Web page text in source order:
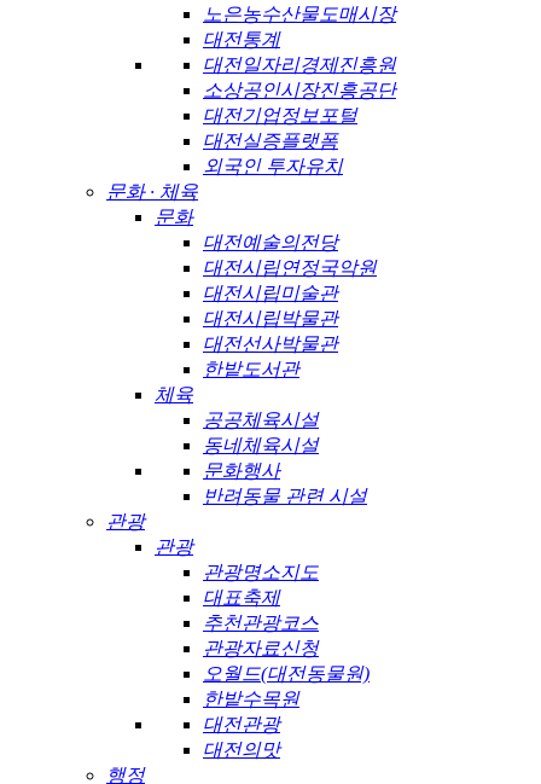
노은농수산물도매시장
대전통계
대전일자리경제진흥원
소상공인시장진흥공단
대전기업정보포털
대전실증플랫폼
외국인 투자유치
문화 · 체육
문화
대전예술의전당
대전시립연정국악원
대전시립미술관
대전시립박물관
대전선사박물관
한밭도서관
체육
공공체육시설
동네체육시설
문화행사
반려동물 관련 시설
관광
관광
관광명소지도
대표축제
추천관광코스
관광자료신청
오월드(대전동물원)
한밭수목원
대전관광
대전의맛
행정